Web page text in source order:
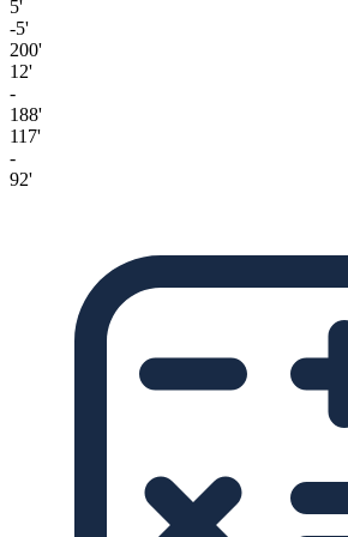
5'
-5'
200'
12'
-
188'
117'
-
92'